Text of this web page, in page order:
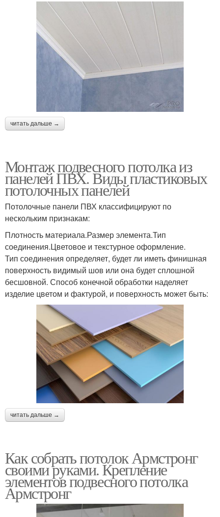
читать дальше →
Монтаж подвесного потолка из
панелей ПВХ. Виды пластиковых
потолочных панелей
Потолочные панели ПВХ классифицируют по
нескольким признакам:
Плотность материала.Размер элемента.Тип
соединения.Цветовое и текстурное оформление.
Тип соединения определяет, будет ли иметь финишная
поверхность видимый шов или она будет сплошной
бесшовной. Способ конечной обработки наделяет
изделие цветом и фактурой, и поверхность может быть:
читать дальше →
Как собрать потолок Армстронг
своими руками. Крепление
элементов подвесного потолка
Армстронг